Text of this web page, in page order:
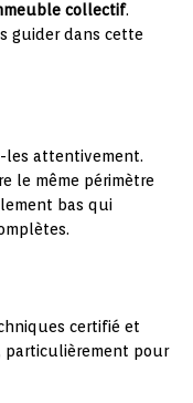
collectif.
guider dans cette
les attentivement.
le même périmètre
bas qui
certifié et
particulièrement pour